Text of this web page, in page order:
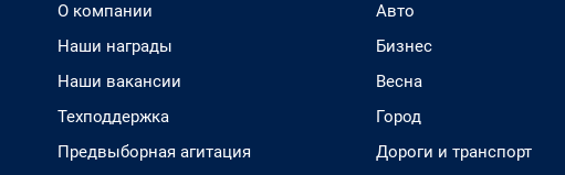
О компании
Наши награды
Наши вакансии
Техподдержка
Предвыборная агитация
Авто
Бизнес
Весна
Город
Дороги и транспорт